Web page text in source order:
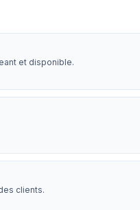
et disponible.
clients.